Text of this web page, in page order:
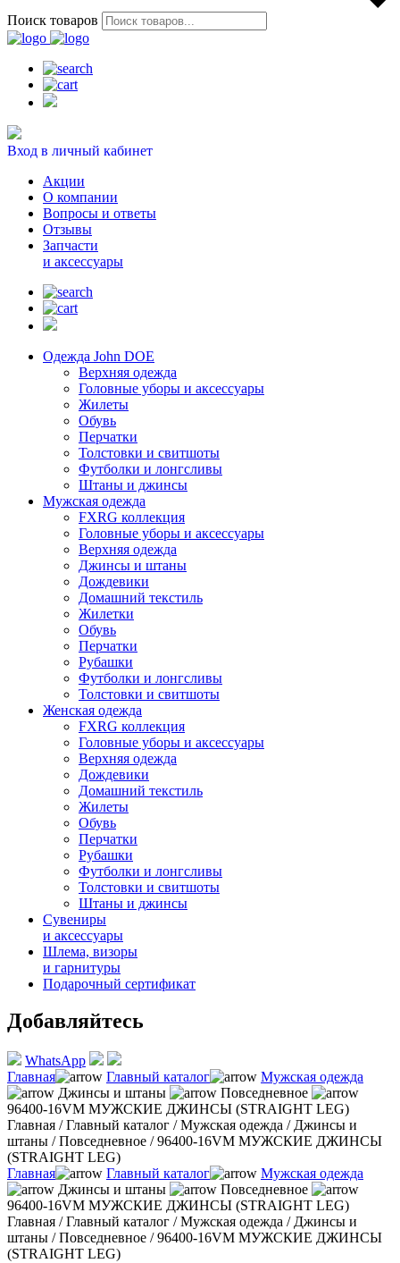
Поиск товаров
Вход в личный кабинет
Акции
О компании
Вопросы и ответы
Отзывы
Запчасти
и аксессуары
Одежда John DOE
Верхняя одежда
Головные уборы и аксессуары
Жилеты
Обувь
Перчатки
Толстовки и свитшоты
Футболки и лонгсливы
Штаны и джинсы
Мужская одежда
FXRG коллекция
Головные уборы и аксессуары
Верхняя одежда
Джинсы и штаны
Дождевики
Домашний текстиль
Жилетки
Обувь
Перчатки
Рубашки
Футболки и лонгсливы
Толстовки и свитшоты
Женская одежда
FXRG коллекция
Головные уборы и аксессуары
Верхняя одежда
Дождевики
Домашний текстиль
Жилеты
Обувь
Перчатки
Рубашки
Футболки и лонгсливы
Толстовки и свитшоты
Штаны и джинсы
Сувениры
и аксессуары
Шлема, визоры
и гарнитуры
Подарочный сертификат
Добавляйтесь
WhatsApp
Главная
Главный каталог
Мужская одежда
Джинсы и штаны
Повседневное
96400-16VM МУЖСКИЕ ДЖИНСЫ (STRAIGHT LEG)
Главная /Главный каталог /Мужская одежда / Джинсы и
штаны /Повседневное /96400-16VM МУЖСКИЕ ДЖИНСЫ
(STRAIGHT LEG)
Главная
Главный каталог
Мужская одежда
Джинсы и штаны
Повседневное
96400-16VM МУЖСКИЕ ДЖИНСЫ (STRAIGHT LEG)
Главная /Главный каталог /Мужская одежда / Джинсы и
штаны /Повседневное /96400-16VM МУЖСКИЕ ДЖИНСЫ
(STRAIGHT LEG)